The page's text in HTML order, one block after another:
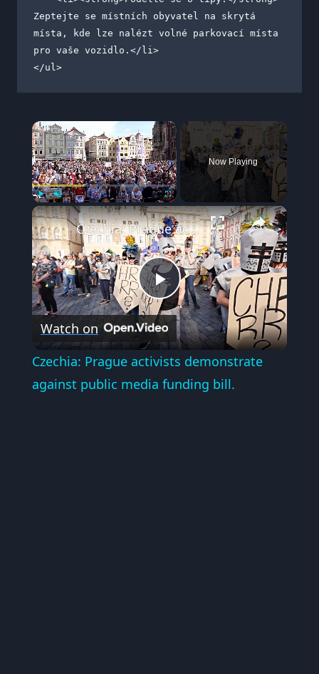
Zeptejte se místních obyvatel na skrytá
místa, kde lze nalézt volné parkovací místa
pro vaše vozidlo.</li>
</ul>
×
Play Unmute Fullscreen
Now Playing
×
Play
Video
Czechia: Prague activists demonstrate against public media funding bill.
Watch on
Czechia: Prague activists demonstrate
against public media funding bill.